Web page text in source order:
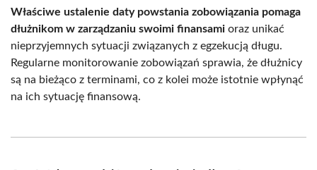
Właściwe ustalenie daty powstania zobowiązania pomaga
dłużnikom w zarządzaniu swoimi finansami oraz unikać
nieprzyjemnych sytuacji związanych z egzekucją długu.
Regularne monitorowanie zobowiązań sprawia, że dłużnicy
są na bieżąco z terminami, co z kolei może istotnie wpłynąć
na ich sytuację finansową.